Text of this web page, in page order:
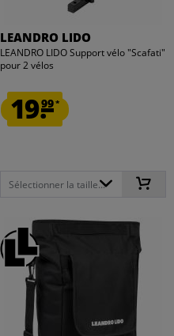
LEANDRO LIDO
LEANDRO LIDO Support vélo "Scafati"
pour 2 vélos
19.99*
Sélectionner la taille...